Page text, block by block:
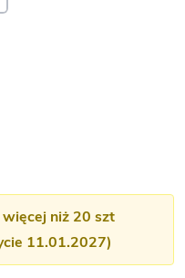
niż 20 szt
11.01.2027)